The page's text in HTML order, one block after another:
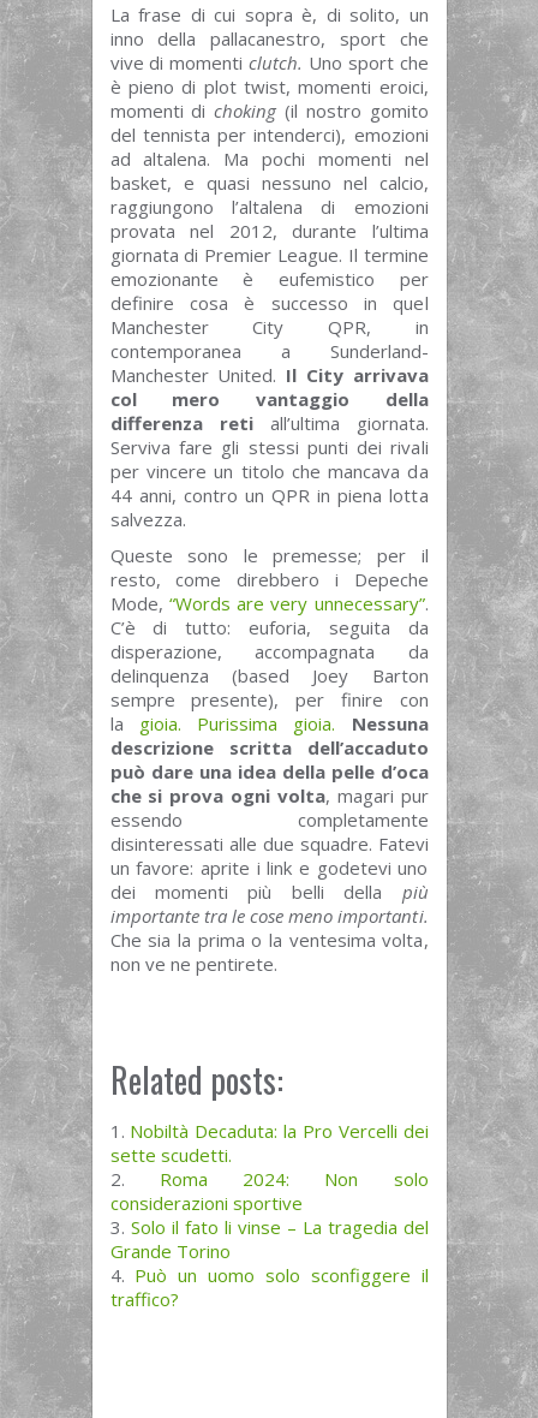
La frase di cui sopra è, di solito, un
inno della pallacanestro, sport che
vive di momenti clutch. Uno sport che
è pieno di plot twist, momenti eroici,
momenti dichoking(il nostro gomito
del tennista per intenderci), emozioni
ad altalena. Ma pochi momenti nel
basket, e quasi nessuno nel calcio,
raggiungono l’altalena di emozioni
provata nel 2012, durante l’ultima
giornata di Premier League. Il termine
emozionante è eufemistico per
definire cosa è successo in quel
Manchester City QPR, in
contemporanea a Sunderland-
Manchester United. Il City arrivava
col mero vantaggio della
differenza retiall’ultima giornata.
Serviva fare gli stessi punti dei rivali
per vincere un titolo che mancava da
44 anni, contro un QPR in piena lotta
salvezza.
Queste sono le premesse; per il
resto, come direbbero i Depeche
Mode, “Words are very unnecessary”.
C’è di tutto: euforia, seguita da
disperazione, accompagnata da
delinquenza (based Joey Barton
sempre presente), per finire con
la gioia. Purissima gioia.
Nessuna
descrizione scritta dell’accaduto
può dare una idea della pelle d’oca
che si prova ogni volta, magari pur
essendo completamente
disinteressati alle due squadre. Fatevi
un favore: aprite i link e godetevi uno
dei momenti più belli della più
importante tra le cose meno importanti.
Che sia la prima o la ventesima volta,
non ve ne pentirete.
Related posts:
Nobiltà Decaduta: la Pro Vercelli dei
sette scudetti.
Roma 2024: Non solo
considerazioni sportive
Solo il fato li vinse – La tragedia del
Grande Torino
Può un uomo solo sconfiggere il
traffico?